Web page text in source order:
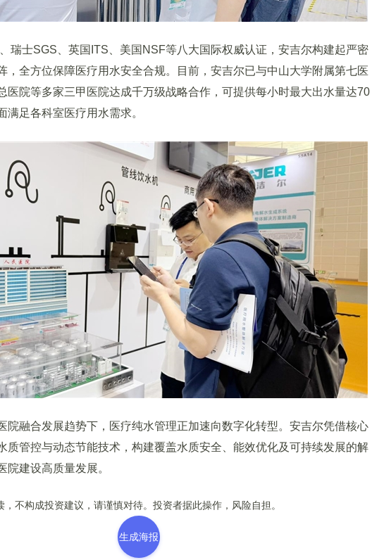
士SGS、英国ITS、美国NSF等八大国际权威认证，安吉尔构建起严密
，全方位保障医疗用水安全合规。目前，安吉尔已与中山大学附属第七医
医院等多家三甲医院达成千万级战略合作，可提供每小时最大出水量达70
满足各科室医疗用水需求。
融合发展趋势下，医疗纯水管理正加速向数字化转型。安吉尔凭借核心
质管控与动态节能技术，构建覆盖水质安全、能效优化及可持续发展的解
院建设高质量发展。
构成投资建议，请谨慎对待。投资者据此操作，风险自担。
生成海报